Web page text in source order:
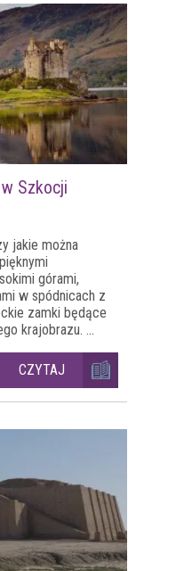
Szkocji
jakie można
górami,
w spódnicach z
zamki będące
krajobrazu. ...
CZYTAJ